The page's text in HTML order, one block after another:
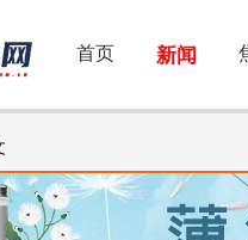
首页 新闻